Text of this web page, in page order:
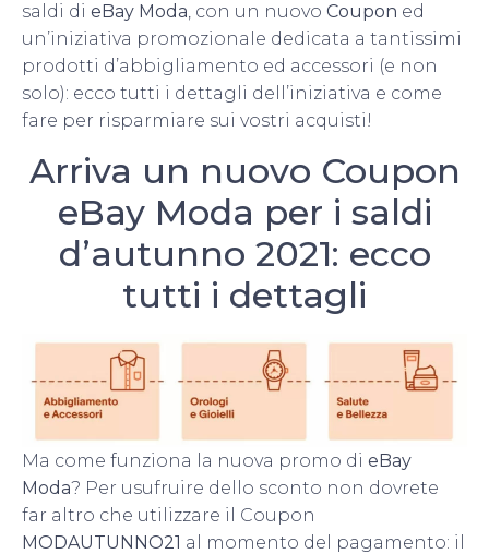
saldi di eBay Moda, con un nuovo Coupon ed
un’iniziativa promozionale dedicata a tantissimi
prodotti d’abbigliamento ed accessori (e non
solo): ecco tutti i dettagli dell’iniziativa e come
fare per risparmiare sui vostri acquisti!
Arriva un nuovo Coupon
eBay Moda per i saldi
d’autunno 2021: ecco
tutti i dettagli
Ma come funziona la nuova promo di eBay
Moda? Per usufruire dello sconto non dovrete
far altro che utilizzare il Coupon
MODAUTUNNO21 al momento del pagamento: il